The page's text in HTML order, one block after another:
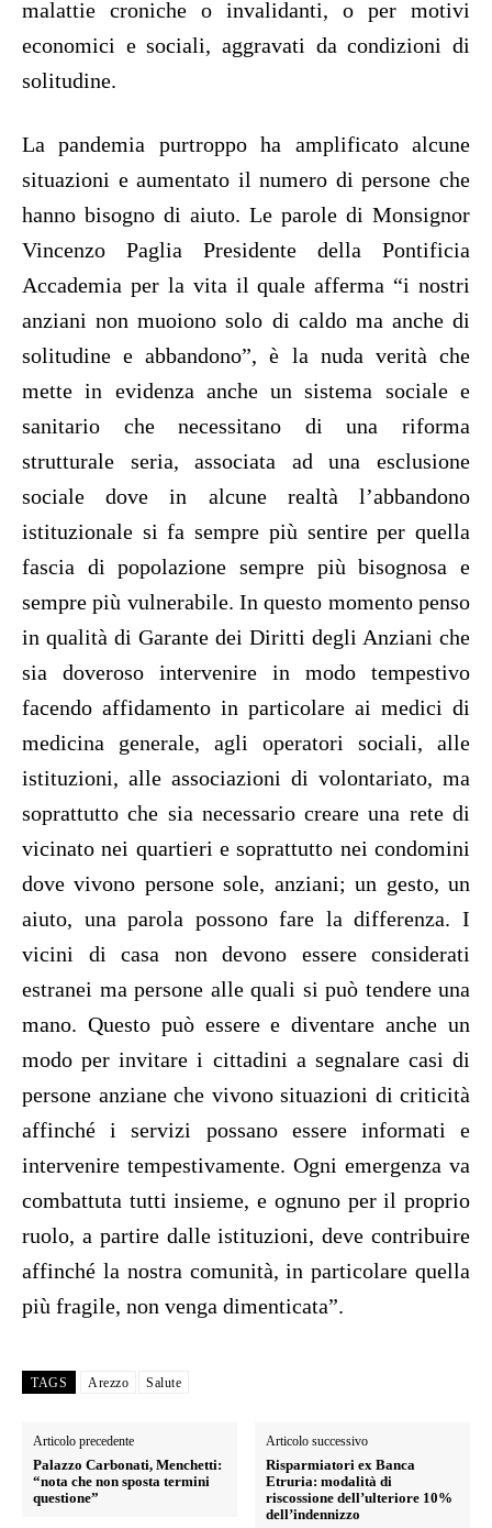
malattie croniche o invalidanti, o per motivi
economici e sociali, aggravati da condizioni di
solitudine.
La pandemia purtroppo ha amplificato alcune
situazioni e aumentato il numero di persone che
hanno bisogno di aiuto. Le parole di Monsignor
Vincenzo Paglia Presidente della Pontificia
Accademia per la vita il quale afferma “i nostri
anziani non muoiono solo di caldo ma anche di
solitudine e abbandono”, è la nuda verità che
mette in evidenza anche un sistema sociale e
sanitario che necessitano di una riforma
strutturale seria, associata ad una esclusione
sociale dove in alcune realtà l’abbandono
istituzionale si fa sempre più sentire per quella
fascia di popolazione sempre più bisognosa e
sempre più vulnerabile. In questo momento penso
in qualità di Garante dei Diritti degli Anziani che
sia doveroso intervenire in modo tempestivo
facendo affidamento in particolare ai medici di
medicina generale, agli operatori sociali, alle
istituzioni, alle associazioni di volontariato, ma
soprattutto che sia necessario creare una rete di
vicinato nei quartieri e soprattutto nei condomini
dove vivono persone sole, anziani; un gesto, un
aiuto, una parola possono fare la differenza. I
vicini di casa non devono essere considerati
estranei ma persone alle quali si può tendere una
mano. Questo può essere e diventare anche un
modo per invitare i cittadini a segnalare casi di
persone anziane che vivono situazioni di criticità
affinché i servizi possano essere informati e
intervenire tempestivamente. Ogni emergenza va
combattuta tutti insieme, e ognuno per il proprio
ruolo, a partire dalle istituzioni, deve contribuire
affinché la nostra comunità, in particolare quella
più fragile, non venga dimenticata”.
TAGS Arezzo Salute
Articolo precedente
Palazzo Carbonati, Menchetti:
“nota che non sposta termini
questione”
Articolo successivo
Risparmiatori ex Banca
Etruria: modalità di
riscossione dell’ulteriore 10%
dell’indennizzo